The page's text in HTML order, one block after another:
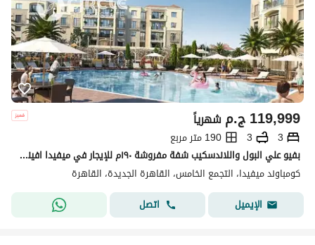
ج.م119,999 شهرياً
3
3
190 متر مربع
بفيو علي البول واللاندسكيب شفة مفروشة ١٩٠م للإيجار في ميفيدا افينوس Mivida Avenues التجمع الخامس القاهرة الجديدة مباشرة على شارع التسعين بالقرب من AUC
كومباوند ميفيدا، التجمع الخامس، القاهرة الجديدة، القاهرة
الإيميل
اتصل